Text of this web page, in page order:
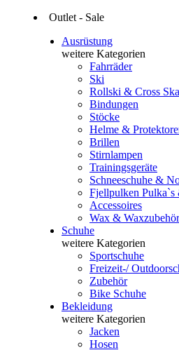
Outlet - Sale
Ausrüstung
weitere Kategorien
Fahrräder
Ski
Rollski & Cross
Bindungen
Stöcke
Helme &
Brillen
Stirnlampen
Trainingsgeräte
Schneeschuhe &
Fjellpulken Pulka`s
Accessoires
Wax & Waxzubehör
Schuhe
weitere Kategorien
Sportschuhe
Freizeit-/
Zubehör
Bike Schuhe
Bekleidung
weitere Kategorien
Jacken
Hosen